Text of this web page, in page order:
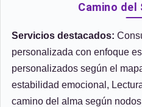
Camino del
Servicios destacados:
personalizada con enfoque
personalizados según el
estabilidad emocional,
camino del alma según